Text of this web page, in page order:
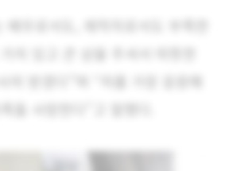
배우로서도, 제작자로서도 부족한
치 있고 큰 상을 주셔서 따뜻한
히 받겠다”며 “저를 가장 응원해
들 사랑한다”고 말했다.